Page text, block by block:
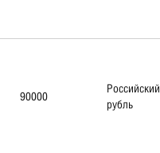
90000
Российский
рубль